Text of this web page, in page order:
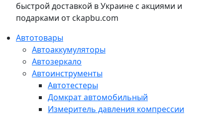
быстрой доставкой в Украине с акциями и
подарками от ckapbu.com
Автотовары
Автоаккумуляторы
Автозеркало
Автоинструменты
Автотестеры
Домкрат автомобильный
Измеритель давления компрессии